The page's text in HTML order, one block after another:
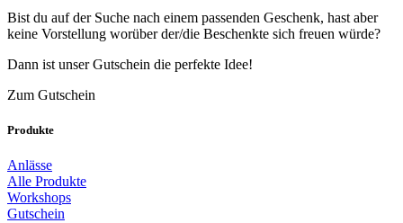
Bist du auf der Suche nach einem passenden Geschenk, hast aber
keine Vorstellung worüber der/die Beschenkte sich freuen würde?
Dann ist unser Gutschein die perfekte Idee!
Zum Gutschein
Produkte
Anlässe
Alle Produkte
Workshops
Gutschein